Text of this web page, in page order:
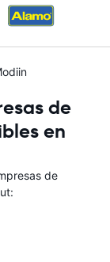
de
en
de